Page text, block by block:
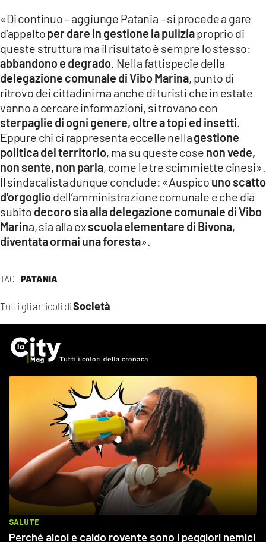
ANDROID
APPLE
TAG PATANIA
Tutti gli articoli diSocietà
«Di continuo – aggiunge Patania – si procede a gare
d’appaltoper dare in gestione la puliziaproprio di
queste struttura ma il risultato è sempre lo stesso:
abbandono e degrado. Nella fattispecie della
delegazione comunale di Vibo Marina, punto di
ritrovo dei cittadini ma anche di turisti che in estate
vanno a cercare informazioni, si trovano con
sterpaglie di ogni genere, oltre a topi ed insetti.
Eppure chi ci rappresenta eccelle nellagestione
politica del territorio, ma su queste cose non vede,
non sente, non parla, come le tre scimmiette cinesi».
Il sindacalista dunque conclude: «Auspico uno scatto
d’orgogliodell’amministrazione comunale e che dia
subito decoro sia alla delegazione comunale di Vibo
Marina, sia alla exscuola elementare di Bivona,
diventata ormai una foresta».